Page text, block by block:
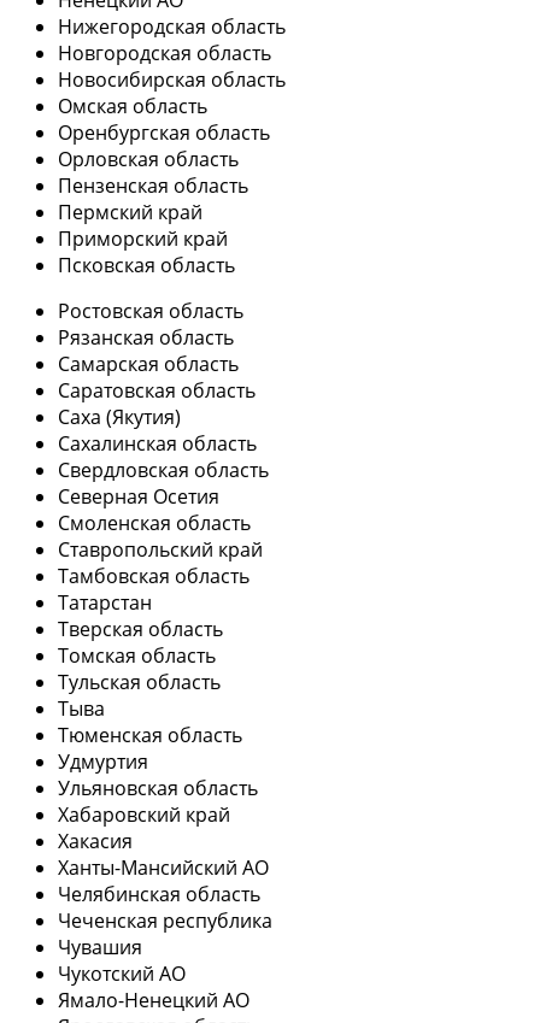
Нижегородская область
Новгородская область
Новосибирская область
Омская область
Оренбургская область
Орловская область
Пензенская область
Пермский край
Приморский край
Псковская область
Ростовская область
Рязанская область
Самарская область
Саратовская область
Саха (Якутия)
Сахалинская область
Свердловская область
Северная Осетия
Смоленская область
Ставропольский край
Тамбовская область
Татарстан
Тверская область
Томская область
Тульская область
Тыва
Тюменская область
Удмуртия
Ульяновская область
Хабаровский край
Хакасия
Ханты-Мансийский АО
Челябинская область
Чеченская республика
Чувашия
Чукотский АО
Ямало-Ненецкий АО